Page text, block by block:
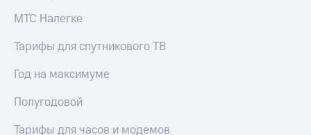
Регистратор
Контакты
развитие
деловая этика
МТС Налегке
Тарифы для спутникового ТВ
Год на максимуме
Полугодовой
Тарифы для часов и модемов